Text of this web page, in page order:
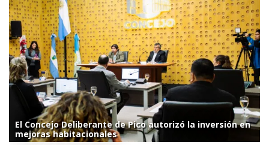
El Concejo Deliberante de Pico autorizó la inversión en
mejoras habitacionales